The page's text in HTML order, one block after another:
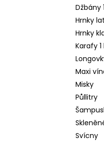
Džbány
Hrnky
Hrnky
Karafy 1 l
Maxi
Misky
Půllitry
Svícny